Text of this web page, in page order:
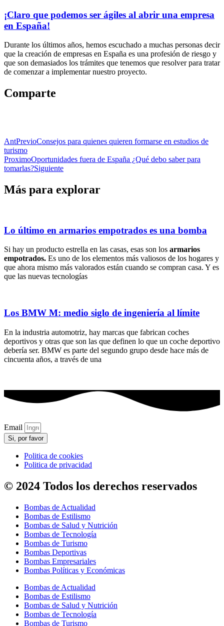
¡Claro que podemos ser ágiles al abrir una empresa
en España!
Durante los últimos años, hemos escuchado a muchas personas decir
que la creación de empresas en España es una profesión de riesgo y
que son demasiados los trámites que tenemos que resolver para tratar
de comenzar a implementar nuestro proyecto.
Comparte
AntPrevioConsejos para quienes quieren formarse en estudios de
turismo
ProximoOportunidades fuera de España ¿Qué debo saber para
tomarlas?Siguiente
Más para explorar
Lo último en armarios empotrados es una bomba
Si hay un producto estrella en las casas, esas son los armarios
empotrados. Es uno de los elementos más valiosos de los hogares y
que ahora mismo más valorados están cuando se compran casa. Y es
que las nuevas tecnologías
Los BMW M: medio siglo de ingeniería al límite
En la industria automotriz, hay marcas que fabrican coches
deportivos y otras que son las que definen lo que un coche deportivo
debería ser. BMW es parte del segundo grupo desde hace más de
cincuenta años, a través de una
Email
Si, por favor
Politica de cookies
Politica de privacidad
© 2024 Todos los derechos reservados
Bombas de Actualidad
Bombas de Estilismo
Bombas de Salud y Nutrición
Bombas de Tecnología
Bombas de Turismo
Bombas Deportivas
Bombas Empresariales
Bombas Políticas y Económicas
Bombas de Actualidad
Bombas de Estilismo
Bombas de Salud y Nutrición
Bombas de Tecnología
Bombas de Turismo